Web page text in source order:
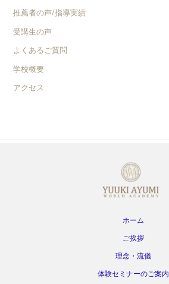
推薦者の声/指導実績
受講生の声
よくあるご質問
学校概要
アクセス
ホーム
ご挨拶
理念・流儀
体験セミナーのご案内